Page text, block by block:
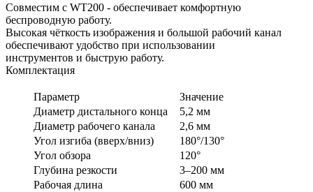
Совместим с WT200 - обеспечивает комфортную
беспроводную работу.
Высокая чёткость изображения и большой рабочий канал
обеспечивают удобство при использовании
инструментов и быструю работу.
Комплектация
Параметр
Значение
Диаметр дистального конца
5,2 мм
Диаметр рабочего канала
2,6 мм
Угол изгиба (вверх/вниз)
180°/130°
Угол обзора
120°
Глубина резкости
3–200 мм
Рабочая длина
600 мм